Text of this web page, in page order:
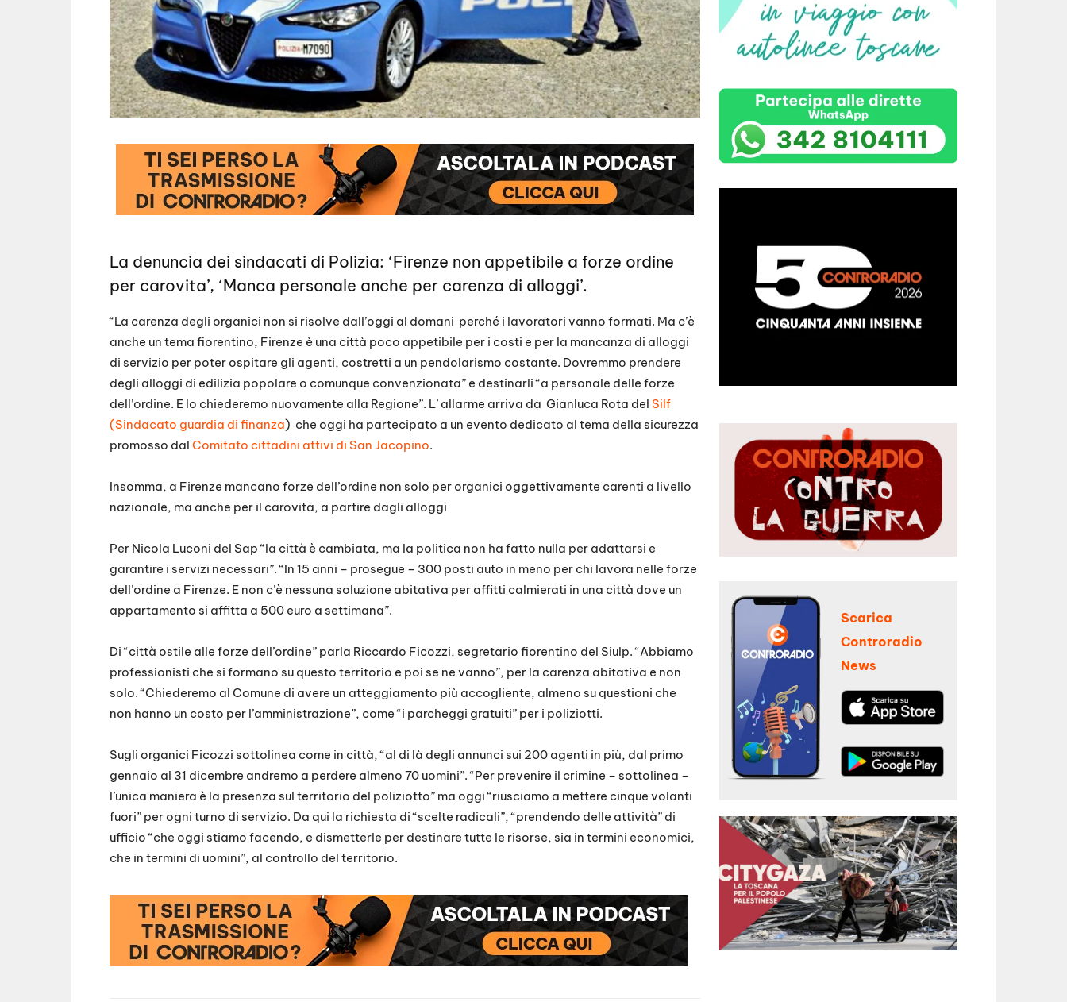
La denuncia dei sindacati di Polizia: ‘Firenze non appetibile a forze ordine
per carovita’, ‘Manca personale anche per carenza di alloggi’.
“La carenza degli organici non si risolve dall’oggi al domani perché i lavoratori vanno formati. Ma c’è
anche un tema fiorentino, Firenze è una città poco appetibile per i costi e per la mancanza di alloggi
di servizio per poter ospitare gli agenti, costretti a un pendolarismo costante. Dovremmo prendere
degli alloggi di edilizia popolare o comunque convenzionata” e destinarli “a personale delle forze
dell’ordine. E lo chiederemo nuovamente alla Regione”. L’ allarme arriva da Gianluca Rota del Silf
(Sindacato guardia di finanza) che oggi ha partecipato a un evento dedicato al tema della sicurezza
promosso dal Comitato cittadini attivi di San Jacopino.
Insomma, a Firenze mancano forze dell’ordine non solo per organici oggettivamente carenti a livello
nazionale, ma anche per il carovita, a partire dagli alloggi
Per Nicola Luconi del Sap “la città è cambiata, ma la politica non ha fatto nulla per adattarsi e
garantire i servizi necessari”. “In 15 anni – prosegue – 300 posti auto in meno per chi lavora nelle forze
dell’ordine a Firenze. E non c’è nessuna soluzione abitativa per affitti calmierati in una città dove un
appartamento si affitta a 500 euro a settimana”.
Di “città ostile alle forze dell’ordine” parla Riccardo Ficozzi, segretario fiorentino del Siulp. “Abbiamo
professionisti che si formano su questo territorio e poi se ne vanno”, per la carenza abitativa e non
solo. “Chiederemo al Comune di avere un atteggiamento più accogliente, almeno su questioni che
non hanno un costo per l’amministrazione”, come “i parcheggi gratuiti” per i poliziotti.
Sugli organici Ficozzi sottolinea come in città, “al di là degli annunci sui 200 agenti in più, dal primo
gennaio al 31 dicembre andremo a perdere almeno 70 uomini”. “Per prevenire il crimine – sottolinea –
l’unica maniera è la presenza sul territorio del poliziotto” ma oggi “riusciamo a mettere cinque volanti
fuori” per ogni turno di servizio. Da qui la richiesta di “scelte radicali”, “prendendo delle attività” di
ufficio “che oggi stiamo facendo, e dismetterle per destinare tutte le risorse, sia in termini economici,
che in termini di uomini”, al controllo del territorio.
Scarica
Controradio
News